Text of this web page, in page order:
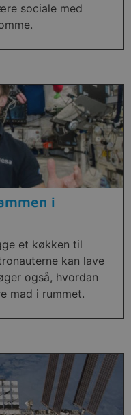
sociale med
i
et køkken til
kan lave
også, hvordan
mad i rummet.